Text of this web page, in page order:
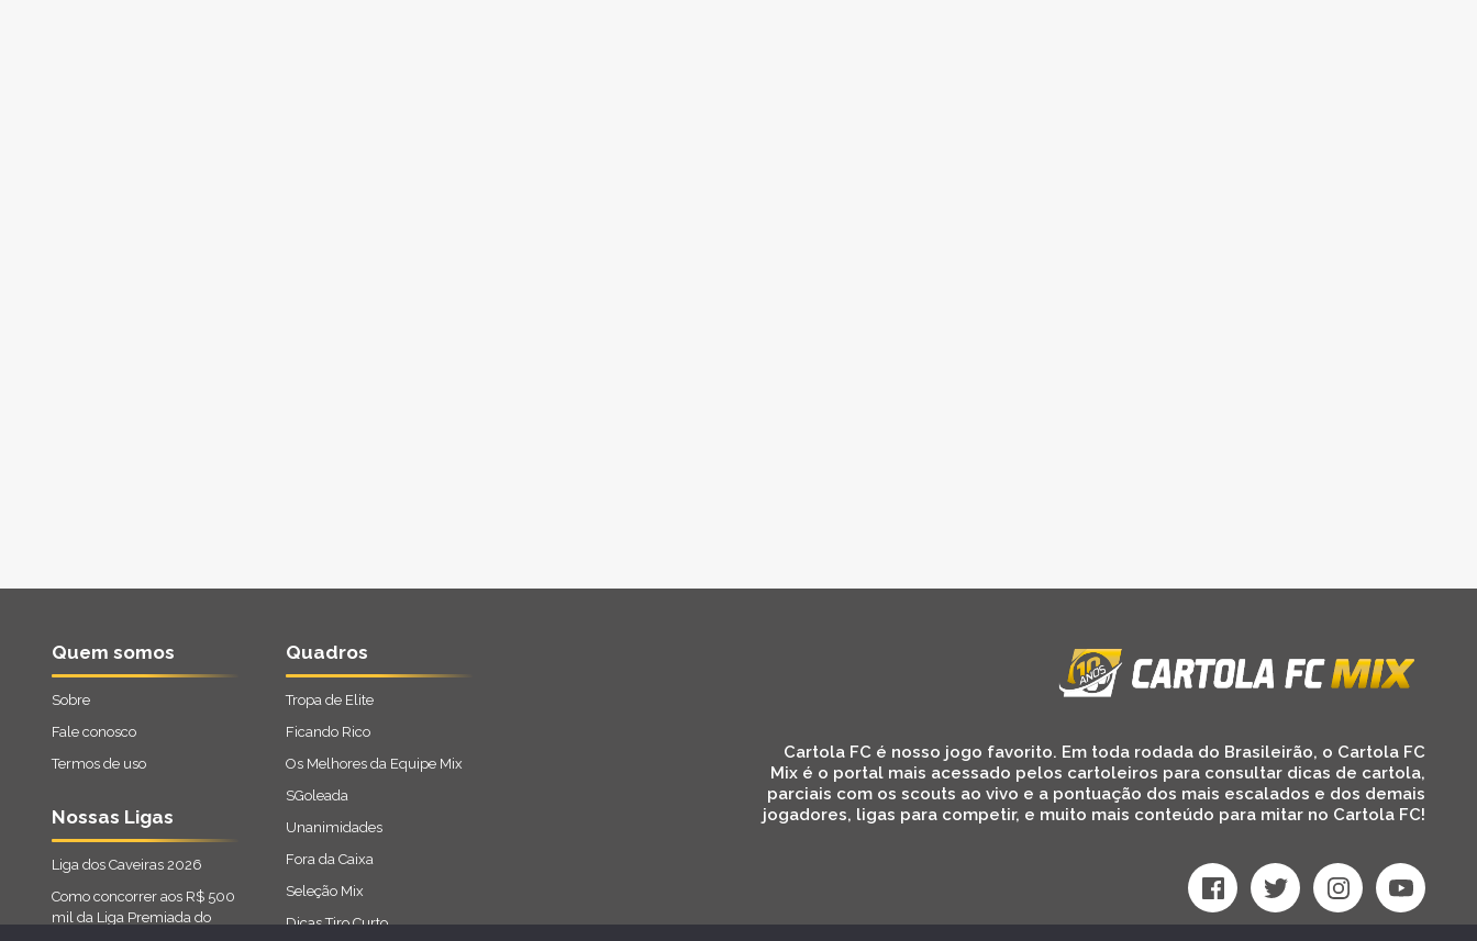
Quem somos
Sobre
Fale conosco
Termos de uso
Nossas Ligas
Liga dos Caveiras 2026
Como concorrer aos R$ 500
mil da Liga Premiada do
Quadros
Tropa de Elite
Ficando Rico
Os Melhores da Equipe Mix
SGoleada
Unanimidades
Fora da Caixa
Seleção Mix
Dicas Tiro Curto
Cartola FC é nosso jogo favorito. Em toda rodada do Brasileirão, o Cartola FC
Mix é o portal mais acessado pelos cartoleiros para consultar dicas de cartola,
parciais com os scouts ao vivo e a pontuação dos mais escalados e dos demais
jogadores, ligas para competir, e muito mais conteúdo para mitar no Cartola FC!